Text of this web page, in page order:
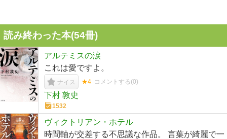
読み終わった本(54冊)
アルテミスの涙
これは愛ですよ。
ナイス ★4 コメントする(0)
下村 敦史
1532
ヴィクトリアン・ホテル
時間軸が交差する不思議な作品。 言葉が綺麗で一